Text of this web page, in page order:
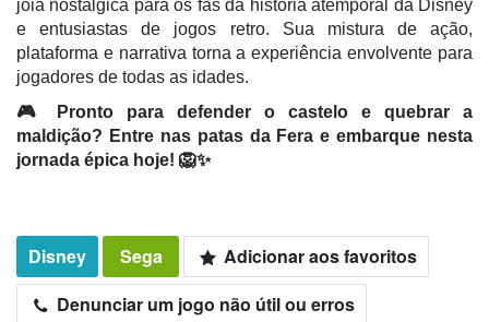
joia nostálgica para os fãs da história atemporal da Disney
e entusiastas de jogos retro. Sua mistura de ação,
plataforma e narrativa torna a experiência envolvente para
jogadores de todas as idades.
🎮 Pronto para defender o castelo e quebrar a
maldição? Entre nas patas da Fera e embarque nesta
jornada épica hoje! 🦁✨
Disney Sega
Adicionar aos favoritos
Denunciar um jogo não útil ou erros